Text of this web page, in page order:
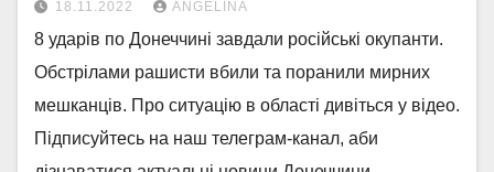
18.11.2022 ANGELINA
8 ударів по Донеччині завдали російські окупанти.
Обстрілами рашисти вбили та поранили мирних
мешканців. Про ситуацію в області дивіться у відео.
Підписуйтесь на наш телеграм-канал, аби